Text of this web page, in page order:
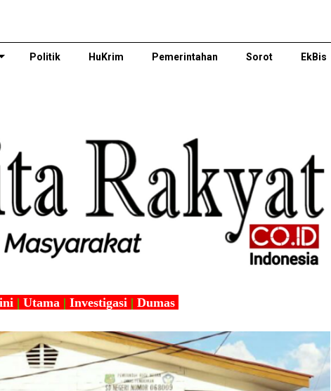
Politik HuKrim Pemerintahan Sorot EkBis
| Utama | Investigasi | Dumas